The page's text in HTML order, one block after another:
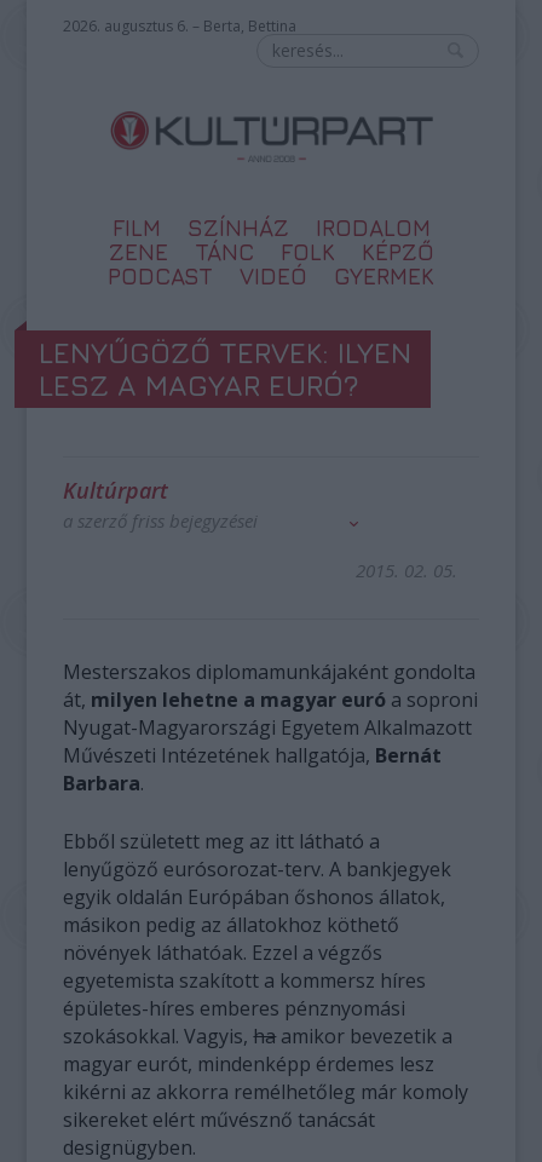
2026. augusztus 6. – Berta, Bettina
FILM SZÍNHÁZ
IRODALOM
ZENE
TÁNC FOLK
KÉPZŐ
PODCAST
VIDEÓ GYERMEK
LENYŰGÖZŐ TERVEK: ILYEN
LESZ A MAGYAR EURÓ?
Kultúrpart
a szerző friss bejegyzései
2015. 02. 05.
Mesterszakos diplomamunkájaként gondolta
át, milyen lehetne a magyar euró a soproni
Nyugat-Magyarországi Egyetem Alkalmazott
Művészeti Intézetének hallgatója, Bernát
Barbara.
Ebből született meg az itt látható a
lenyűgöző eurósorozat-terv. A bankjegyek
egyik oldalán Európában őshonos állatok,
másikon pedig az állatokhoz köthető
növények láthatóak. Ezzel a végzős
egyetemista szakított a kommersz híres
épületes-híres emberes pénznyomási
szokásokkal. Vagyis,haamikor bevezetik a
magyar eurót, mindenképp érdemes lesz
kikérni az akkorra remélhetőleg már komoly
sikereket elért művésznő tanácsát
designügyben.